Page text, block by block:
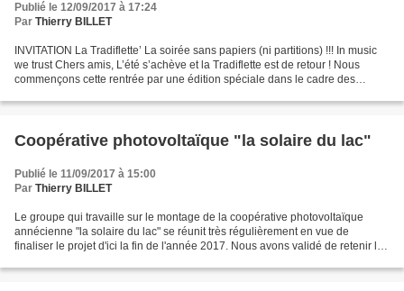
Publié le 12/09/2017 à 17:24
Par Thierry BILLET
INVITATION La Tradiflette’ La soirée sans papiers (ni partitions) !!! In music
we trust Chers amis, L’été s’achève et la Tradiflette est de retour ! Nous
commençons cette rentrée par une édition spéciale dans le cadre des
Coopérative photovoltaïque "la solaire du lac"
Publié le 11/09/2017 à 15:00
Par Thierry BILLET
Le groupe qui travaille sur le montage de la coopérative photovoltaïque
annécienne "la solaire du lac" se réunit très régulièrement en vue de
finaliser le projet d'ici la fin de l'année 2017. Nous avons validé de retenir le